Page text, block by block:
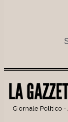
Giornale Politico